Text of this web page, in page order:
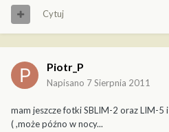
Cytuj
Piotr_P
Napisano 7 Sierpnia 2011
mam jeszcze fotki SBLIM-2 oraz LIM-5
( ,może późno w nocy...